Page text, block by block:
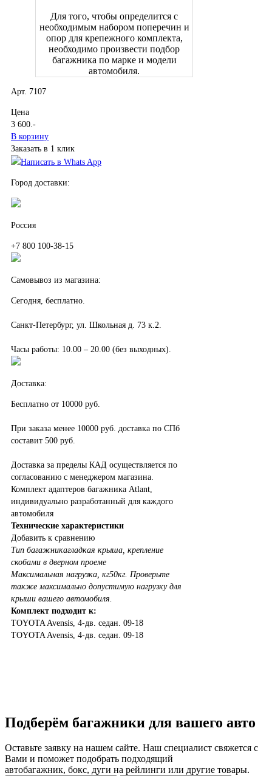
Для того, чтобы определится с
необходимым набором поперечин и
опор для крепежного комплекта,
необходимо произвести подбор
багажника по марке и модели
автомобиля.
Арт. 7107
Цена
3 600 .-
В корзину
Заказать в 1 клик
Написать в Whats App
Город доставки:
Россия
+7 800 100-38-15
Самовывоз из магазина:
Сегодня, бесплатно.
Санкт-Петербург, ул. Школьная д. 73 к.2.
Часы работы: 10.00 – 20.00 (без выходных).
Доставка:
Бесплатно от 10000 руб.
При заказа менее 10000 руб. доставка по СПб
составит 500 руб.
Доставка за пределы КАД осуществляется по
согласованию с менеджером магазина.
Комплект адаптеров багажника Atlant,
индивидуально разработанный для каждого
автомобиля
Технические характеристики
Добавить к сравнению
Тип багажникагладкая крыша, крепление
скобами в дверном проеме
Максимальная нагрузка, кг50кг. Проверьте
также максимально допустимую нагрузку для
крыши вашего автомобиля.
Комплект подходит к:
TOYOTA Avensis, 4-дв. седан. 09-18
TOYOTA Avensis, 4-дв. седан. 09-18
Подберём багажники для вашего авто
Оставьте заявку на нашем сайте. Наш специалист свяжется с
Вами и поможет подобрать подходящий
автобагажник, бокс, дуги на рейлинги или другие товары.